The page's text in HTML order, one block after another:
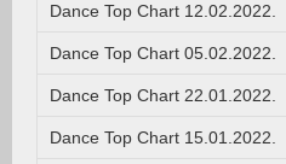
Dance Top Chart 12.02.2022.
Dance Top Chart 05.02.2022.
Dance Top Chart 22.01.2022.
Dance Top Chart 15.01.2022.